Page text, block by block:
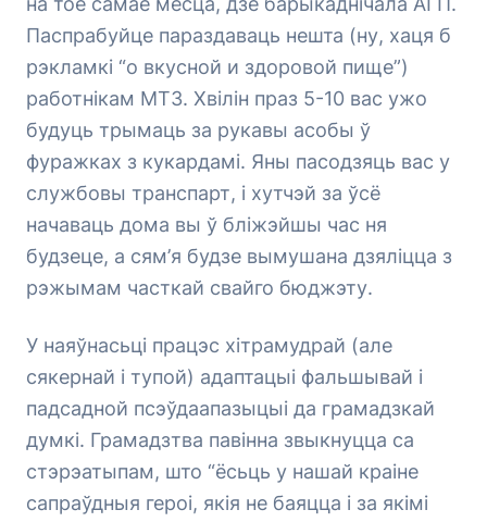
Паспрабуйце параздаваць нешта (ну, хаця б
рэкламкі “о вкусной и здоровой пище”)
работнікам МТЗ. Хвілін праз 5-10 вас ужо
будуць трымаць за рукавы асобы ў
фуражках з кукардамі. Яны пасодзяць вас у
службовы транспарт, і хутчэй за ўсё
начаваць дома вы ў бліжэйшы час ня
будзеце, а сям’я будзе вымушана дзяліцца з
рэжымам часткай свайго бюджэту.
У наяўнасьці працэс хітрамудрай (але
сякернай і тупой) адаптацыі фальшывай і
падсадной псэўдаапазыцыі да грамадзкай
думкі. Грамадзтва павінна звыкнуцца са
стэрэатыпам, што “ёсьць у нашай краіне
сапраўдныя героі, якія не баяцца і за якімі